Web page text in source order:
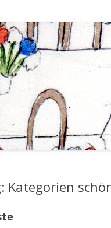
Kategorien